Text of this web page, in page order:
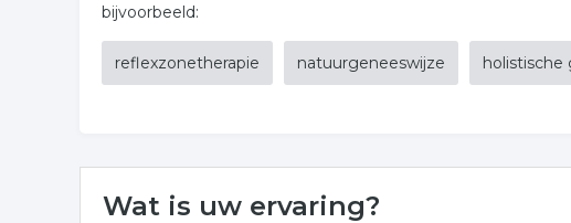
bijvoorbeeld:
reflexzonetherapie natuurgeneeswijze holistische
Wat is uw ervaring?